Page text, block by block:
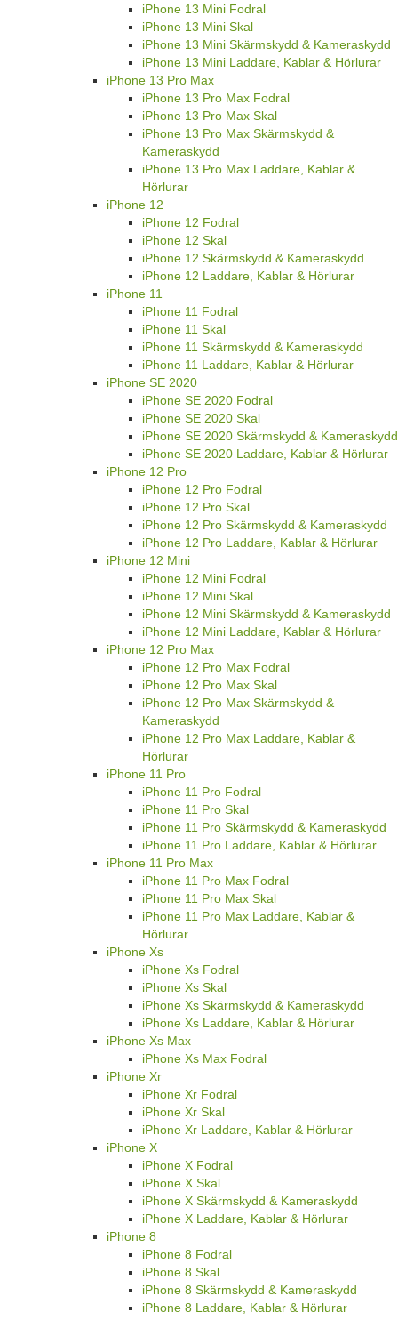
iPhone 13 Mini Fodral
iPhone 13 Mini Skal
iPhone 13 Mini Skärmskydd & Kameraskydd
iPhone 13 Mini Laddare, Kablar & Hörlurar
iPhone 13 Pro Max
iPhone 13 Pro Max Fodral
iPhone 13 Pro Max Skal
iPhone 13 Pro Max Skärmskydd &
Kameraskydd
iPhone 13 Pro Max Laddare, Kablar &
Hörlurar
iPhone 12
iPhone 12 Fodral
iPhone 12 Skal
iPhone 12 Skärmskydd & Kameraskydd
iPhone 12 Laddare, Kablar & Hörlurar
iPhone 11
iPhone 11 Fodral
iPhone 11 Skal
iPhone 11 Skärmskydd & Kameraskydd
iPhone 11 Laddare, Kablar & Hörlurar
iPhone SE 2020
iPhone SE 2020 Fodral
iPhone SE 2020 Skal
iPhone SE 2020 Skärmskydd & Kameraskydd
iPhone SE 2020 Laddare, Kablar & Hörlurar
iPhone 12 Pro
iPhone 12 Pro Fodral
iPhone 12 Pro Skal
iPhone 12 Pro Skärmskydd & Kameraskydd
iPhone 12 Pro Laddare, Kablar & Hörlurar
iPhone 12 Mini
iPhone 12 Mini Fodral
iPhone 12 Mini Skal
iPhone 12 Mini Skärmskydd & Kameraskydd
iPhone 12 Mini Laddare, Kablar & Hörlurar
iPhone 12 Pro Max
iPhone 12 Pro Max Fodral
iPhone 12 Pro Max Skal
iPhone 12 Pro Max Skärmskydd &
Kameraskydd
iPhone 12 Pro Max Laddare, Kablar &
Hörlurar
iPhone 11 Pro
iPhone 11 Pro Fodral
iPhone 11 Pro Skal
iPhone 11 Pro Skärmskydd & Kameraskydd
iPhone 11 Pro Laddare, Kablar & Hörlurar
iPhone 11 Pro Max
iPhone 11 Pro Max Fodral
iPhone 11 Pro Max Skal
iPhone 11 Pro Max Laddare, Kablar &
Hörlurar
iPhone Xs
iPhone Xs Fodral
iPhone Xs Skal
iPhone Xs Skärmskydd & Kameraskydd
iPhone Xs Laddare, Kablar & Hörlurar
iPhone Xs Max
iPhone Xs Max Fodral
iPhone Xr
iPhone Xr Fodral
iPhone Xr Skal
iPhone Xr Laddare, Kablar & Hörlurar
iPhone X
iPhone X Fodral
iPhone X Skal
iPhone X Skärmskydd & Kameraskydd
iPhone X Laddare, Kablar & Hörlurar
iPhone 8
iPhone 8 Fodral
iPhone 8 Skal
iPhone 8 Skärmskydd & Kameraskydd
iPhone 8 Laddare, Kablar & Hörlurar